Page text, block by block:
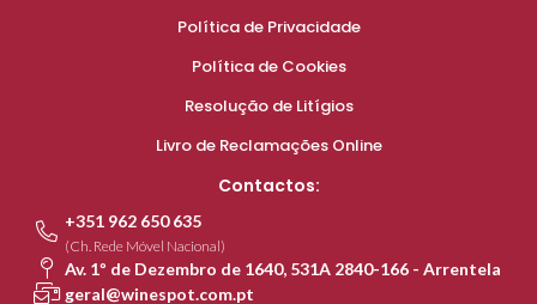
Política de Privacidade
Política de Cookies
Resolução de Litígios
Livro de Reclamações Online
Contactos:
+351 962 650 635
(Ch. Rede Móvel Nacional)
Av. 1º de Dezembro de 1640, 531A 2840-166 - Arrentela
geral@winespot.com.pt